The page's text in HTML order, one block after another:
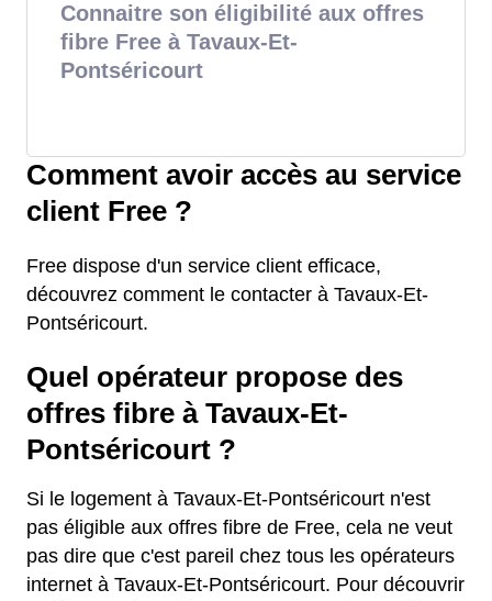
Connaitre son éligibilité aux offres
fibre Free à Tavaux-Et-
Pontséricourt
Comment avoir accès au service
client Free ?
Free dispose d'un service client efficace,
découvrez comment le contacter à Tavaux-Et-
Pontséricourt.
Quel opérateur propose des
offres fibre à Tavaux-Et-
Pontséricourt ?
Si le logement à Tavaux-Et-Pontséricourt n'est
pas éligible aux offres fibre de Free, cela ne veut
pas dire que c'est pareil chez tous les opérateurs
internet à Tavaux-Et-Pontséricourt. Pour découvrir